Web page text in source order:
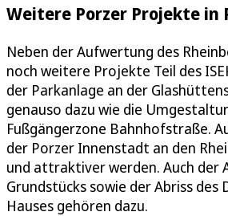
Weitere Porzer Projekte in
Neben der Aufwertung des
noch weitere Projekte Teil des
der Parkanlage an der
genauso dazu wie die
Fußgängerzone Bahnhofstraße.
der Porzer Innenstadt an den
und attraktiver werden. Auch der
Grundstücks sowie der Abriss des
Hauses gehören dazu.